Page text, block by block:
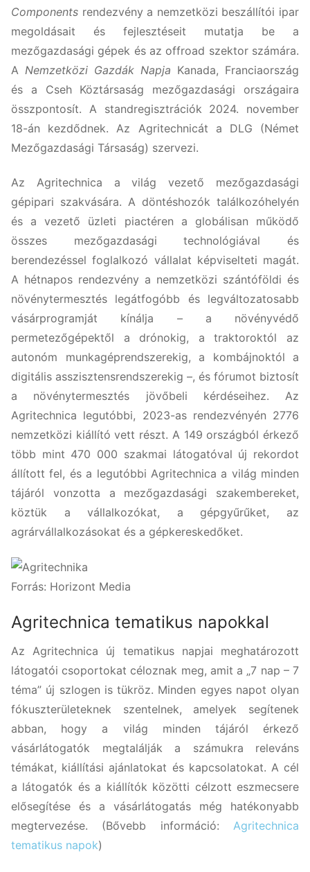
Components rendezvény a nemzetközi beszállítói ipar
megoldásait és fejlesztéseit mutatja be a
mezőgazdasági gépek és az offroad szektor számára.
A Nemzetközi Gazdák Napja Kanada, Franciaország
és a Cseh Köztársaság mezőgazdasági országaira
összpontosít. A standregisztrációk 2024. november
18-án kezdődnek. Az Agritechnicát a DLG (Német
Mezőgazdasági Társaság) szervezi.
Az Agritechnica a világ vezető mezőgazdasági
gépipari szakvására. A döntéshozók találkozóhelyén
és a vezető üzleti piactéren a globálisan működő
összes mezőgazdasági technológiával és
berendezéssel foglalkozó vállalat képviselteti magát.
A hétnapos rendezvény a nemzetközi szántóföldi és
növénytermesztés legátfogóbb és legváltozatosabb
vásárprogramját kínálja – a növényvédő
permetezőgépektől a drónokig, a traktoroktól az
autonóm munkagéprendszerekig, a kombájnoktól a
digitális asszisztensrendszerekig –, és fórumot biztosít
a növénytermesztés jövőbeli kérdéseihez. Az
Agritechnica legutóbbi, 2023-as rendezvényén 2776
nemzetközi kiállító vett részt. A 149 országból érkező
több mint 470 000 szakmai látogatóval új rekordot
állított fel, és a legutóbbi Agritechnica a világ minden
tájáról vonzotta a mezőgazdasági szakembereket,
köztük a vállalkozókat, a gépgyűrűket, az
agrárvállalkozásokat és a gépkereskedőket.
Forrás: Horizont Media
Agritechnica tematikus napokkal
Az Agritechnica új tematikus napjai meghatározott
látogatói csoportokat céloznak meg, amit a „7 nap – 7
téma” új szlogen is tükröz. Minden egyes napot olyan
fókuszterületeknek szentelnek, amelyek segítenek
abban, hogy a világ minden tájáról érkező
vásárlátogatók megtalálják a számukra releváns
témákat, kiállítási ajánlatokat és kapcsolatokat. A cél
a látogatók és a kiállítók közötti célzott eszmecsere
elősegítése és a vásárlátogatás még hatékonyabb
megtervezése. (Bővebb információ: Agritechnica
tematikus napok)